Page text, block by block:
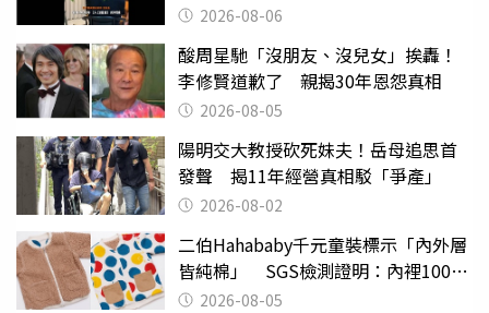
2026-08-06
酸周星馳「沒朋友、沒兒女」挨轟！
李修賢道歉了 親揭30年恩怨真相
2026-08-05
陽明交大教授砍死妹夫！岳母追思首
發聲 揭11年經營真相駁「爭產」
2026-08-02
二伯Hahababy千元童裝標示「內外層
皆純棉」 SGS檢測證明：內裡100%
聚酯纖維
2026-08-05